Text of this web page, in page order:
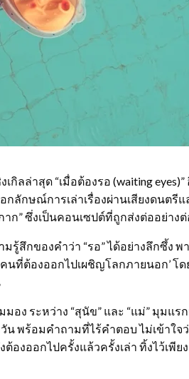
เกิลล่าสุด “เมื่อต้องรอ (waiting
ลักษณ์การเล่าเรื่องผ่านเสียงดนตรีแ
ก” ซึ่งเป็นคอนเซปต์ที่ถูกส่งต่ออย่า
มรู้สึกของคำว่า “รอ” ได้อย่างลึกซึ้ง
คนที่ต้องออกไปเผชิญโลกภายนอก’
อง ระหว่าง “สุนัข” และ “แม่” มุมแ
น พร้อมคำถามที่ไร้คำตอบ ไม่เข้าใ
ต้องออกไปครั้งแล้วครั้งเล่า ทิ้งไว้เพี